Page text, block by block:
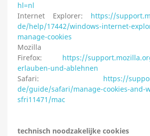
hl=nl
Internet Explorer: https://
de/help/17442/windows-internet-
manage-cookies
Mozilla
Firefox: https://
erlauben-und-ablehnen
Safari: https://
de/guide/safari/manage-cookies-and-
sfri11471/mac
technisch noodzakelijke cookies